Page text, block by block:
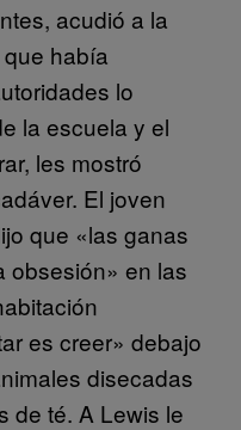
acudió a la
había
lo
la escuela y el
les mostró
El joven
que «las ganas
obsesión» en las
es creer» debajo
disecadas
de té. A Lewis le